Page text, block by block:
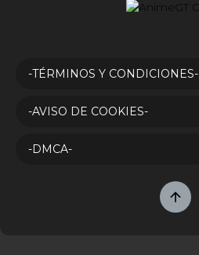
-TÉRMINOS Y CONDICIONES-
-AVISO DE COOKIES-
-DMCA-